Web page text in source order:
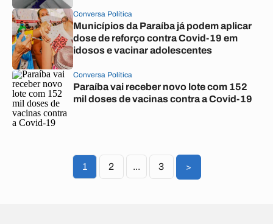
Conversa Política
Municípios da Paraíba já podem aplicar
dose de reforço contra Covid-19 em
idosos e vacinar adolescentes
Conversa Política
Paraíba vai receber novo lote com 152
mil doses de vacinas contra a Covid-19
1 2 ... 3 >